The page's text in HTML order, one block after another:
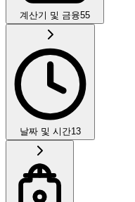
계산기 및 금융55
날짜 및 시간13